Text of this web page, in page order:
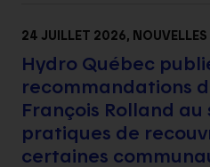
24 JUILLET 2026,
Hydro Québec
recommandations
François Rolland au
pratiques de
certaines